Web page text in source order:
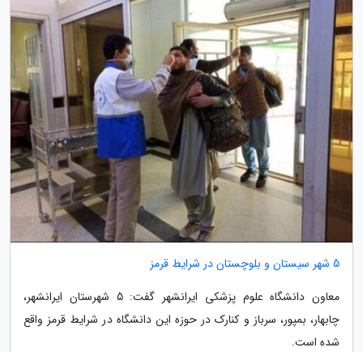
5 شهر سیستان و بلوچستان در شرایط قرمز
معاون دانشگاه علوم پزشکی ایرانشهر گفت: 5 شهرستان ایرانشهر،
چابهار، بمپور، سرباز و کنارک در حوزه این دانشگاه در شرایط قرمز واقع
شده است.